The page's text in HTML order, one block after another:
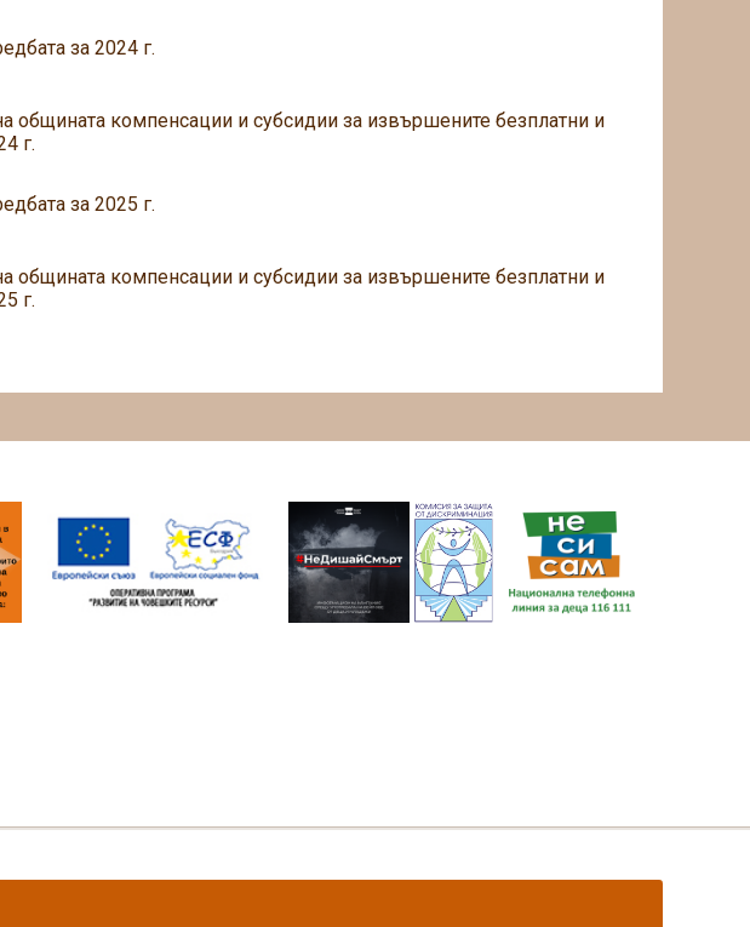
за 2024 г.
общината компенсации и субсидии за извършените безплатни и
г.
за 2025 г.
общината компенсации и субсидии за извършените безплатни и
г.